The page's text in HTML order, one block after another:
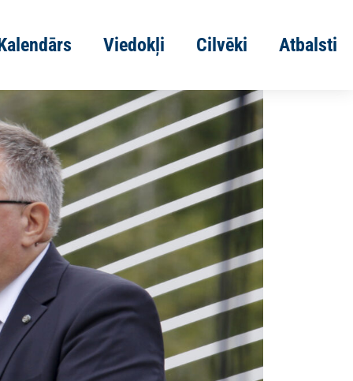
Viedokļi Cilvēki Atbalsti